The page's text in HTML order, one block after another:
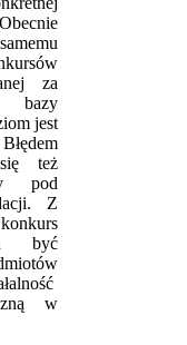
za
bazy
jest
się też
pod
Z
być
w